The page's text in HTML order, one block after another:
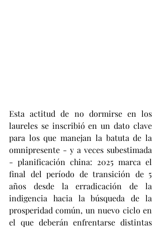
Esta actitud de no dormirse en los
laureles se inscribió en un dato clave
para los que manejan la batuta de la
omnipresente - y a veces subestimada
- planificación china: 2025 marca el
final del período de transición de 5
años desde la erradicación de la
indigencia hacia la búsqueda de la
prosperidad común, un nuevo ciclo en
el que deberán enfrentarse distintas